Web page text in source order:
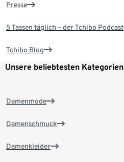
Presse
5 Tassen täglich – der Tchibo Podcast
Tchibo Blog
Unsere beliebtesten Kategorien
Damenmode
Damenschmuck
Damenkleider